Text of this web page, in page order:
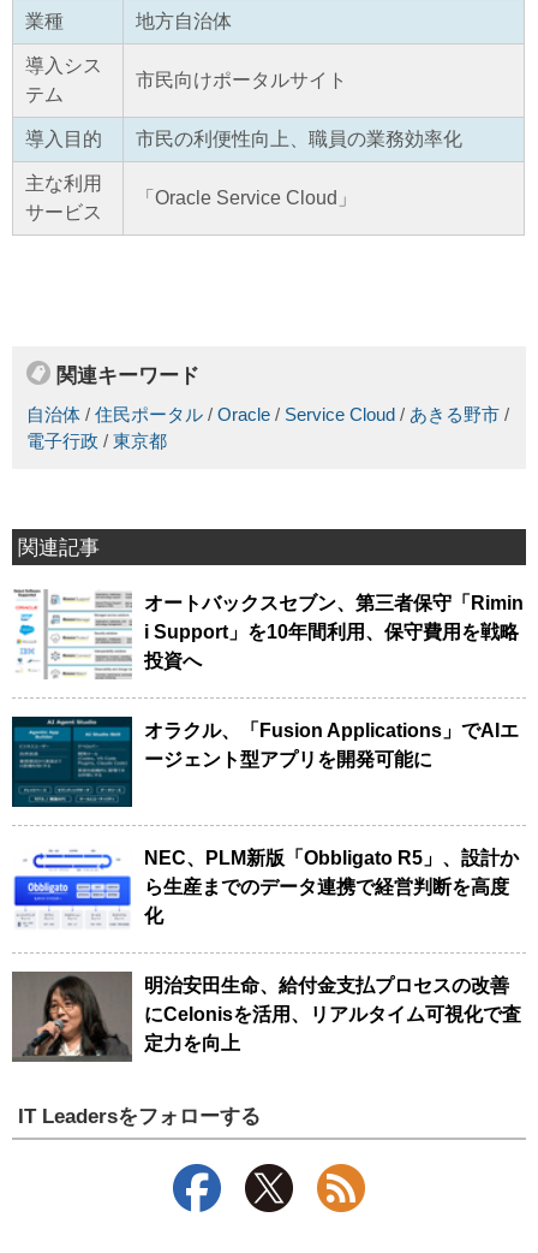
業種 地方自治体
導入シス
テム
市民向けポータルサイト
導入目的 市民の利便性向上、職員の業務効率化
主な利用
サービス
「Oracle Service Cloud」
関連キーワード
自治体 / 住民ポータル / Oracle / Service Cloud / あきる野市 /
電子行政 / 東京都
関連記事
オートバックスセブン、第三者保守「Rimin
i Support」を10年間利用、保守費用を戦略
投資へ
オラクル、「Fusion Applications」でAIエ
ージェント型アプリを開発可能に
NEC、PLM新版「Obbligato R5」、設計か
ら生産までのデータ連携で経営判断を高度
化
明治安田生命、給付金支払プロセスの改善
にCelonisを活用、リアルタイム可視化で査
定力を向上
IT Leadersをフォローする